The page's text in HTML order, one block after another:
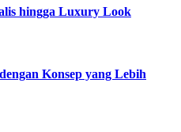
hingga Luxury Look
Konsep yang Lebih